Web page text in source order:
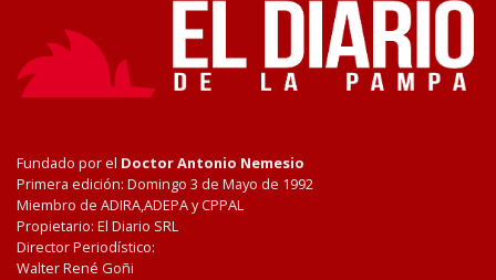
Fundado por el Doctor Antonio Nemesio
Primera edición: Domingo 3 de Mayo de 1992
Miembro de ADIRA,ADEPA y CPPAL
Propietario: El Diario SRL
Director Periodístico:
Walter René Goñi